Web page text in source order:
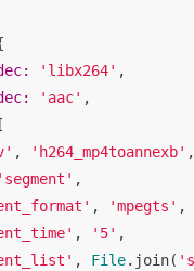
'libx264' ,
'aac' ,
[
, 'h264_mp4toannexb' ,
'segment' ,
, 'mpegts' ,
, '5' ,
, File. join(